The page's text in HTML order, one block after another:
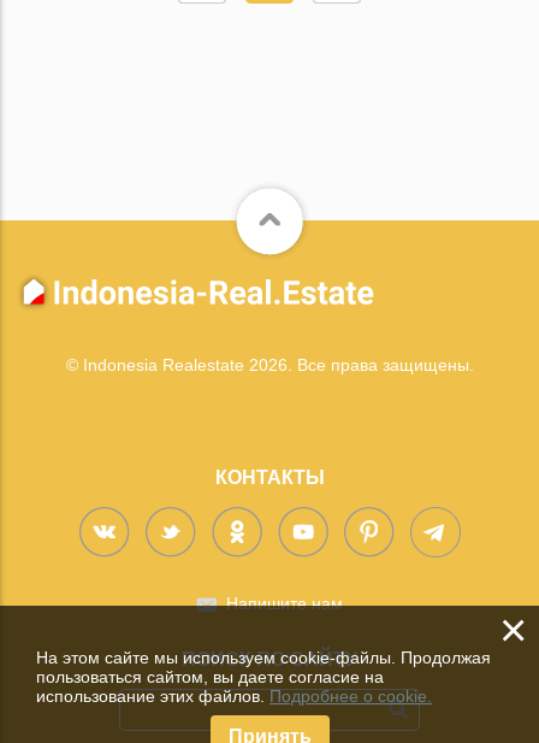
© Indonesia Realestate 2026. Все права защищены.
КОНТАКТЫ
Напишите нам
ПОИСК ПО САЙТУ
×
На этом сайте мы используем cookie-файлы. Продолжая
пользоваться сайтом, вы даете согласие на
использование этих файлов.Подробнее о cookie.
Принять